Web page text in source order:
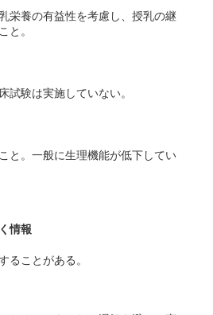
栄養の有益性を考慮し、授乳の継
と。
試験は実施していない。
と。一般に生理機能が低下してい
情報
ることがある。